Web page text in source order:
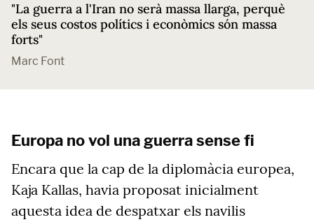
"La guerra a l'Iran no serà massa llarga, perquè
els seus costos polítics i econòmics són massa
forts"
Marc Font
Europa no vol una guerra sense fi
Encara que la cap de la diplomàcia europea,
Kaja Kallas, havia proposat inicialment
aquesta idea de despatxar els navilis